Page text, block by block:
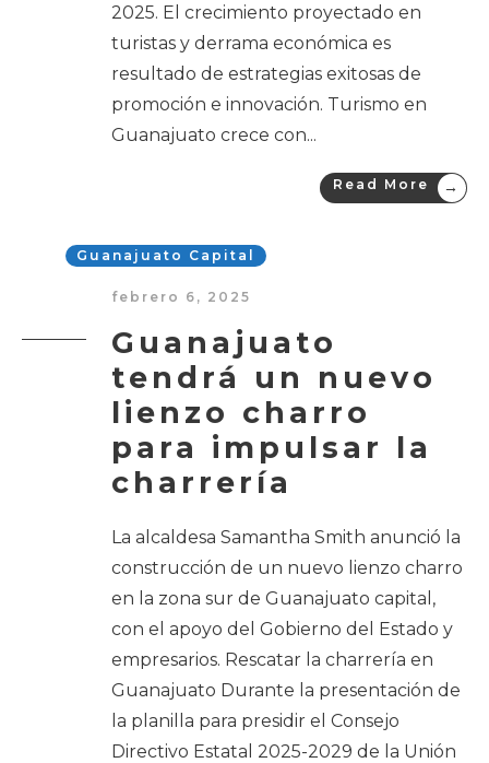
2025. El crecimiento proyectado en
turistas y derrama económica es
resultado de estrategias exitosas de
promoción e innovación. Turismo en
Guanajuato crece con...
Read More →
Guanajuato Capital
febrero 6, 2025
Guanajuato
tendrá un nuevo
lienzo charro
para impulsar la
charrería
La alcaldesa Samantha Smith anunció la
construcción de un nuevo lienzo charro
en la zona sur de Guanajuato capital,
con el apoyo del Gobierno del Estado y
empresarios. Rescatar la charrería en
Guanajuato Durante la presentación de
la planilla para presidir el Consejo
Directivo Estatal 2025-2029 de la Unión